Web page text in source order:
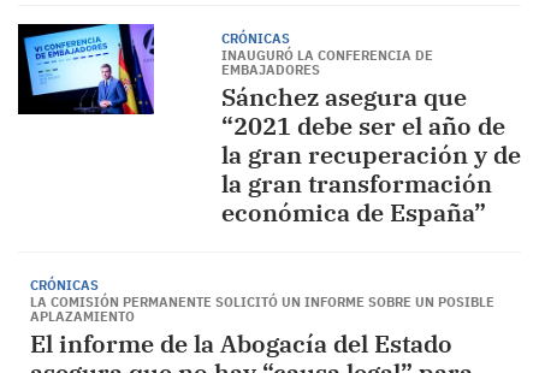
CRÓNICAS
INAUGURÓ LA CONFERENCIA DE
EMBAJADORES
Sánchez asegura que
“2021 debe ser el año de
la gran recuperación y de
la gran transformación
económica de España”
CRÓNICAS
LA COMISIÓN PERMANENTE SOLICITÓ UN INFORME SOBRE UN POSIBLE
APLAZAMIENTO
El informe de la Abogacía del Estado